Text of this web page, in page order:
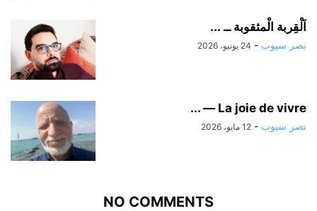
اَلْقِربة الْمثقوبة ــ ...
نصر سيوب - 24 يونيو، 2026
La joie de vivre — ...
نصر سيوب - 12 مايو، 2026
NO COMMENTS